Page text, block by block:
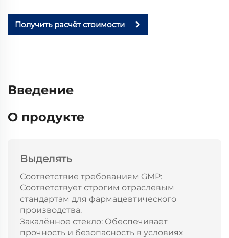
Получить расчёт стоимости
Введение
О продукте
Выделять
Соответствие требованиям GMP:
Соответствует строгим отраслевым
стандартам для фармацевтического
производства.
Закалённое стекло: Обеспечивает
прочность и безопасность в условиях